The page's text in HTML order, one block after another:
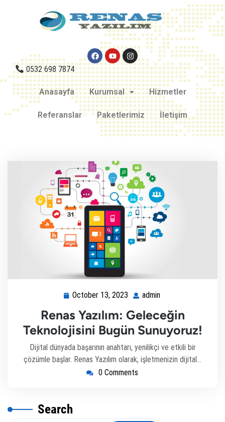
0532 698 7874
Anasayfa Kurumsal Hizmetler
Referanslar Paketlerimiz İletişim
October 13, 2023 admin
Renas Yazılım: Geleceğin
Teknolojisini Bugün Sunuyoruz!
Dijital dünyada başarının anahtarı, yenilikçi ve etkili bir
çözümle başlar. Renas Yazılım olarak, işletmenizin dijital…
0 Comments
Search